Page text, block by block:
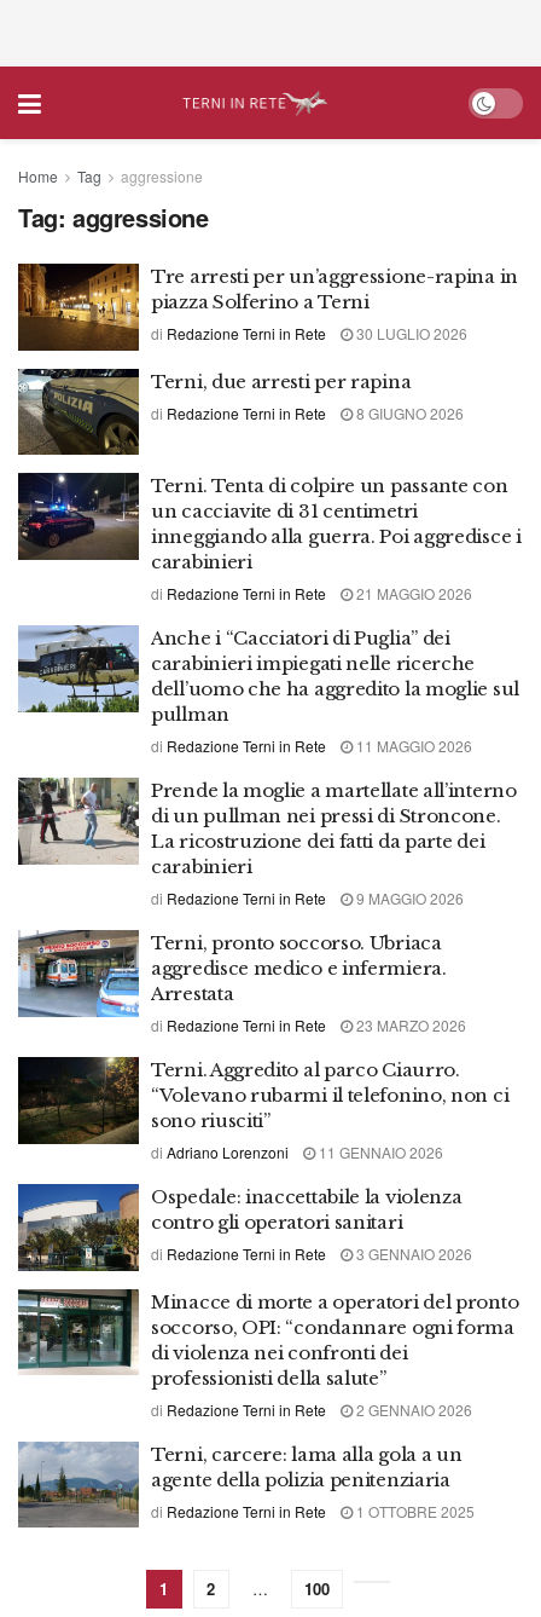
Home Tag aggressione
Tag: aggressione
Tre arresti per un’aggressione-rapina in
piazza Solferino a Terni
di Redazione Terni in Rete 30 LUGLIO 2026
Terni, due arresti per rapina
di Redazione Terni in Rete 8 GIUGNO 2026
Terni. Tenta di colpire un passante con
un cacciavite di 31 centimetri
inneggiando alla guerra. Poi aggredisce i
carabinieri
di Redazione Terni in Rete 21 MAGGIO 2026
Anche i “Cacciatori di Puglia” dei
carabinieri impiegati nelle ricerche
dell’uomo che ha aggredito la moglie sul
pullman
di Redazione Terni in Rete 11 MAGGIO 2026
Prende la moglie a martellate all’interno
di un pullman nei pressi di Stroncone.
La ricostruzione dei fatti da parte dei
carabinieri
di Redazione Terni in Rete 9 MAGGIO 2026
Terni, pronto soccorso. Ubriaca
aggredisce medico e infermiera.
Arrestata
di Redazione Terni in Rete 23 MARZO 2026
Terni. Aggredito al parco Ciaurro.
“Volevano rubarmi il telefonino, non ci
sono riusciti”
di Adriano Lorenzoni 11 GENNAIO 2026
Ospedale: inaccettabile la violenza
contro gli operatori sanitari
di Redazione Terni in Rete 3 GENNAIO 2026
Minacce di morte a operatori del pronto
soccorso, OPI: “condannare ogni forma
di violenza nei confronti dei
professionisti della salute”
di Redazione Terni in Rete 2 GENNAIO 2026
Terni, carcere: lama alla gola a un
agente della polizia penitenziaria
di Redazione Terni in Rete 1 OTTOBRE 2025
1 2 … 100